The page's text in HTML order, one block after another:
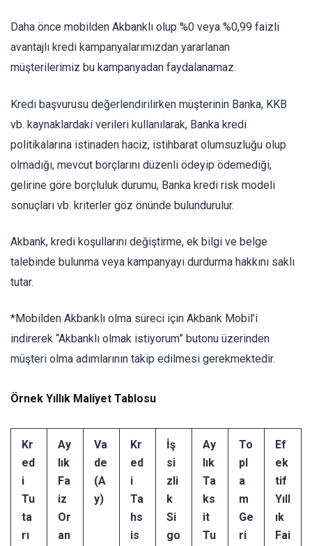
Daha önce mobilden Akbanklı olup %0 veya %0,99 faizli
avantajlı kredi kampanyalarımızdan yararlanan
müşterilerimiz bu kampanyadan faydalanamaz.
Kredi başvurusu değerlendirilirken müşterinin Banka, KKB
vb. kaynaklardaki verileri kullanılarak, Banka kredi
politikalarına istinaden haciz, istihbarat olumsuzluğu olup
olmadığı, mevcut borçlarını düzenli ödeyip ödemediği,
gelirine göre borçluluk durumu, Banka kredi risk modeli
sonuçları vb. kriterler göz önünde bulundurulur.
​Akbank, kredi koşullarını değiştirme, ek bilgi ve belge
talebinde bulunma veya kampanyayı durdurma hakkını saklı
tutar.
*Mobilden Akbanklı olma süreci için Akbank Mobil’i
indirerek “Akbanklı olmak istiyorum” butonu üzerinden
müşteri olma adımlarının takip edilmesi gerekmektedir.
Örnek Yıllık Maliyet Tablosu
Kr
ed
i
Tu
ta
rı
Ay
lık
Fa
iz
Or
an
Va
de
(A
y)
Kr
ed
i
Ta
hs
is
İş
si
zli
k
Si
go
Ay
lık
Ta
ks
it
Tu
To
pl
a
m
Ge
ri
Ef
ek
tif
Yıll
ık
Fai